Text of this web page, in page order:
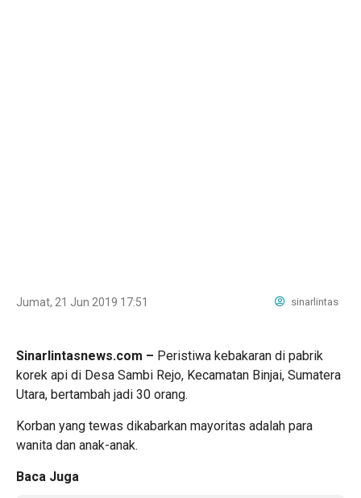
Jumat, 21 Jun 2019 17:51 sinarlintas
Sinarlintasnews.com – Peristiwa kebakaran di pabrik
korek api di Desa Sambi Rejo, Kecamatan Binjai, Sumatera
Utara, bertambah jadi 30 orang.
Korban yang tewas dikabarkan mayoritas adalah para
wanita dan anak-anak.
Baca Juga